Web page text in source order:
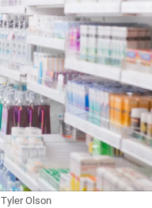
Tyler Olson